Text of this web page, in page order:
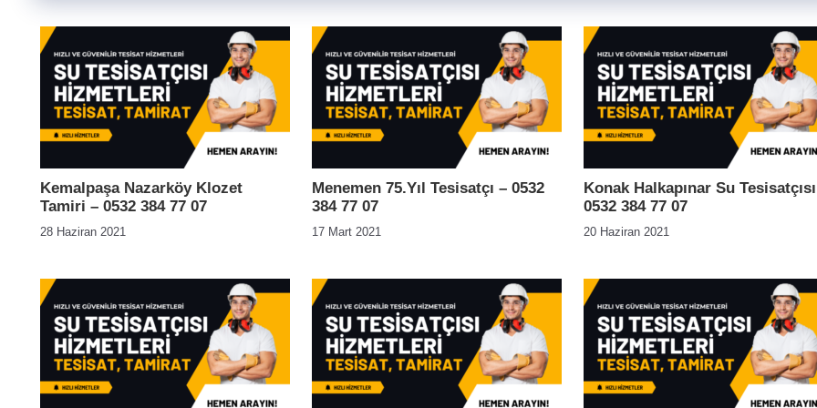
Kemalpaşa Nazarköy Klozet
Tamiri – 0532 384 77 07
28 Haziran 2021
Menemen 75.Yıl Tesisatçı – 0532
384 77 07
17 Mart 2021
Konak Halkapınar Su
0532 384 77 07
20 Haziran 2021